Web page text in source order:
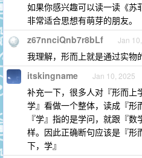
如果你感兴趣可以读一读《苏
非常适合思想有萌芽的朋友。
z67nnciQnb7r8bLf Jan
我理解，形而上就是通过实物
itskingname Jan 10, 2025
补充一下，很多人对『形而上
学』看做一个整体，读成『形
『学』指的是学问，就跟『
样。因此正确断句应该是『形
下，学』